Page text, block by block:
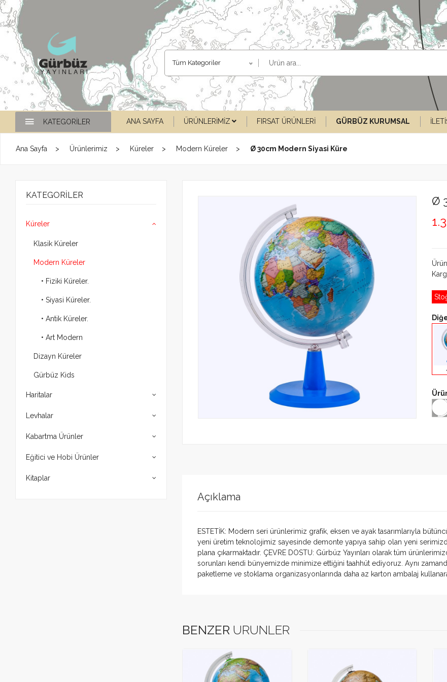
Tüm Kategoriler
KATEGORILER ANA SAYFA ÜRÜNLERIMIZ FIRSAT ÜRÜNLERI GÜRBÜZ KURUMSAL
Ana Sayfa Ürünlerimiz Küreler Modern Küreler Ø 30cm Modern Siyasi Küre
KATEGORILER
Küreler
Klasik Küreler
Modern Küreler
• Fiziki Küreler.
• Siyasi Küreler.
• Antik Küreler.
• Art Modern
Dizayn Küreler
Gürbüz Kids
Haritalar
Levhalar
Kabartma Ürünler
Eğitici ve Hobi Ürünler
Kitaplar
Ø
Açıklama
ESTETİK: Modern seri ürünlerimiz grafik, eksen ve ayak tasarımlarıyla
yeni üretim teknolojimiz sayesinde demonte yapıya sahip olan yeni
plana çıkarmaktadır. ÇEVRE DOSTU: Gürbüz Yayınları olarak tüm
sorunları kendi bünyemizde minimize ettiğini taahhüt ediyoruz. Aynı
paketleme ve stoklama organizasyonlarında daha az karton ambalaj
BENZERÜRÜNLER